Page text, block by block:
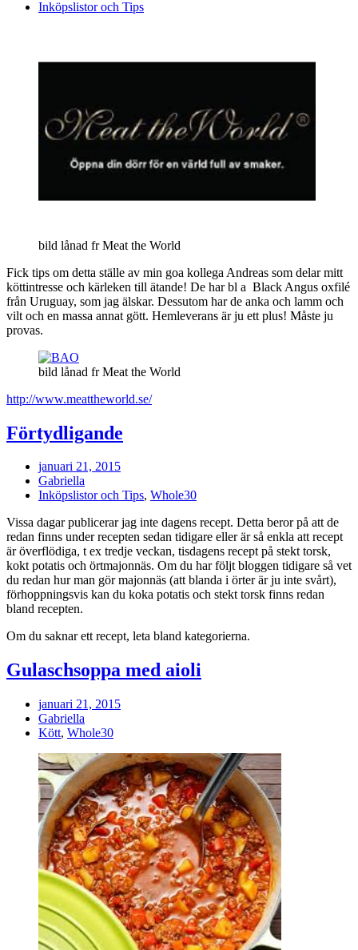
Inköpslistor och Tips
bild lånad fr Meat the World
Fick tips om detta ställe av min goa kollega Andreas som delar mitt
köttintresse och kärleken till ätande! De har bl a Black Angus oxfilé
från Uruguay, som jag älskar. Dessutom har de anka och lamm och
vilt och en massa annat gött. Hemleverans är ju ett plus! Måste ju
provas.
bild lånad fr Meat the World
http://www.meattheworld.se/
Förtydligande
januari 21, 2015
Gabriella
Inköpslistor och Tips, Whole30
Vissa dagar publicerar jag inte dagens recept. Detta beror på att de
redan finns under recepten sedan tidigare eller är så enkla att recept
är överflödiga, t ex tredje veckan, tisdagens recept på stekt torsk,
kokt potatis och örtmajonnäs. Om du har följt bloggen tidigare så vet
du redan hur man gör majonnäs (att blanda i örter är ju inte svårt),
förhoppningsvis kan du koka potatis och stekt torsk finns redan
bland recepten.
Om du saknar ett recept, leta bland kategorierna.
Gulaschsoppa med aioli
januari 21, 2015
Gabriella
Kött, Whole30